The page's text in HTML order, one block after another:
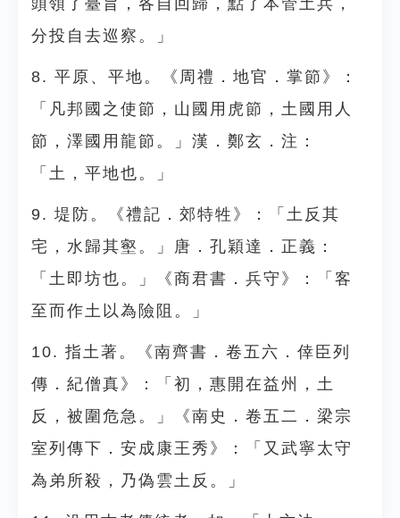
頭領了臺旨，各自回歸，點了本管土兵，
分投自去巡察。」
8. 平原、平地。《周禮．地官．掌節》：
「凡邦國之使節，山國用虎節，土國用人
節，澤國用龍節。」漢．鄭玄．注：
「土，平地也。」
9. 堤防。《禮記．郊特牲》：「土反其
宅，水歸其壑。」唐．孔穎達．正義：
「土即坊也。」《商君書．兵守》：「客
至而作土以為險阻。」
10. 指土著。《南齊書．卷五六．倖臣列
傳．紀僧真》：「初，惠開在益州，土
反，被圍危急。」《南史．卷五二．梁宗
室列傳下．安成康王秀》：「又武寧太守
為弟所殺，乃偽雲土反。」